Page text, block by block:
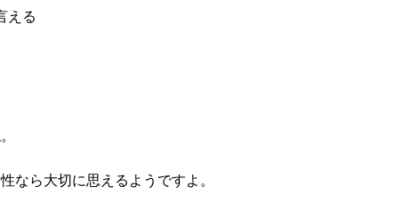
える
なら大切に思えるようですよ。